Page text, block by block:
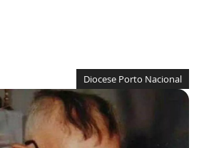
Diocese Porto Nacional